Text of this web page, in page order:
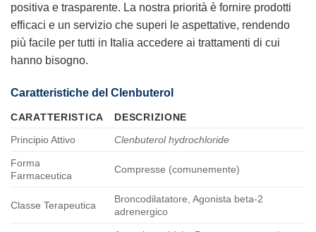
positiva e trasparente. La nostra priorità è fornire prodotti
efficaci e un servizio che superi le aspettative, rendendo
più facile per tutti in Italia accedere ai trattamenti di cui
hanno bisogno.
Caratteristiche del Clenbuterol
CARATTERISTICA
DESCRIZIONE
Principio Attivo
Clenbuterol hydrochloride
Forma
Farmaceutica
Compresse (comunemente)
Classe Terapeutica
Broncodilatatore, Agonista beta-2
adrenergico